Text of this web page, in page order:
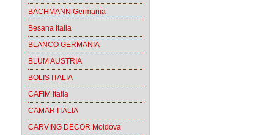
BACHMANN Germania
Besana Italia
BLANCO GERMANIA
BLUM AUSTRIA
BOLIS ITALIA
CAFIM Italia
CAMAR ITALIA
CARVING DECOR Moldova